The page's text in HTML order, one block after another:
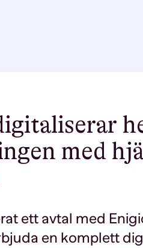
med
ett avtal med
en komplett